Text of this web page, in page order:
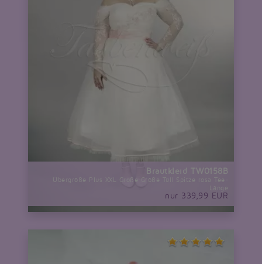
Brautkleid TW0158B
Übergröße Plus XXL Große Größe Tüll Spitze rosa Tee-
Länge
nur 339,99 EUR